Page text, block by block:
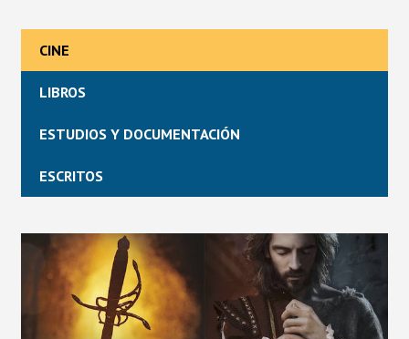
CINE
LIBROS
ESTUDIOS Y DOCUMENTACIÓN
ESCRITOS